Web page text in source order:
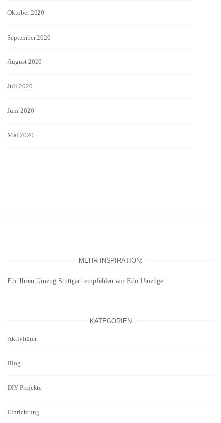
Oktober 2020
September 2020
August 2020
Juli 2020
Juni 2020
Mai 2020
MEHR INSPIRATION:
Für Ihren Umzug Stuttgart empfehlen wir Edo Umzüge.
KATEGORIEN
Aktivitäten
Blog
DIY-Projekte
Einrichtung